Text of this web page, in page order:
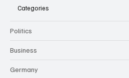
Categories
Politics
Business
Germany